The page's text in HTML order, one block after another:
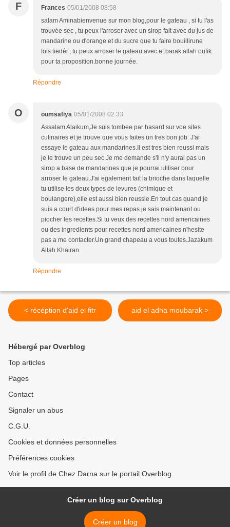
F Frances 05/01/2008 08:58
salam Aminabienvenue sur mon blog,pour le gateau , si tu l'as
trouvée sec , tu peux l'arroser avec un sirop fait avec du jus de
mandarine ou d'orange et du sucre que tu faire bouillirune
fois tiedéi , tu peux arroser le gateau avec.et barak allah oufik
pour ta proposition.bonne journée.
Répondre
O oumsafiya 05/01/2008 02:33
Assalam Alaikum,Je suis tombee par hasard sur voe sites
culinaires et je trouve que vous faites un tres bon job. J'ai
essaye le gateau aux mandarines.Il est tres bien reussi mais
je le trouve un peu sec.Je me demande s'il n'y aurai pas un
sirop a base de mandarines que je pourrai utiliser pour
arroser le gateau.J'ai egalement fait la brioche dans laquelle
tu utilise les deux types de levures (chimique et
boulangere),elle est aussi bien reussie.En tout cas quand je
suis a court d'idees pour mes repas je sais maintenant ou
piocher les recettes.Si tu veux des recettes nord americaines
ou des ingredients pour recettes nord americaines n'hesite
pas a me contacter.Un grand chapeau a vous toutes.Jazakum
Allah Khairan.
Répondre
< récéption d'aid el fitr aid el adha moubarak >
Hébergé par Overblog
Top articles
Pages
Contact
Signaler un abus
C.G.U.
Cookies et données personnelles
Préférences cookies
Voir le profil de Chez Darna sur le portail Overblog
Créer un blog sur Overblog
Créer un blog